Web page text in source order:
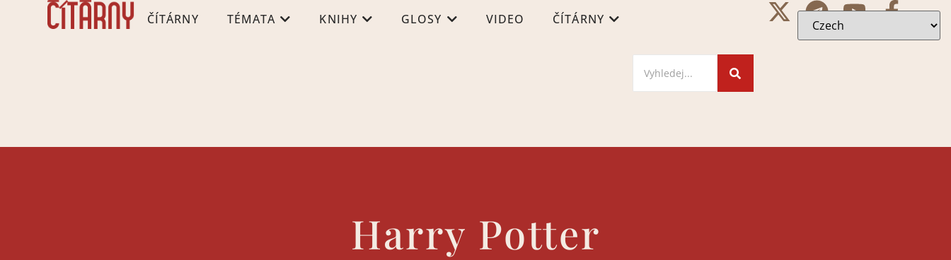
ČÍTÁRNY TÉMATA KNIHY GLOSY VIDEO ČÍTÁRNY
Harry Potter